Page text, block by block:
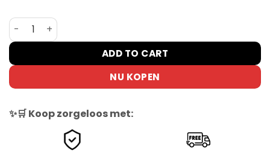
Hidoes BF1 Opvouwbare Elektrische Fiets 750W Lage
ADD TO CART
NU KOPEN
✨🛒 Koop zorgeloos met: